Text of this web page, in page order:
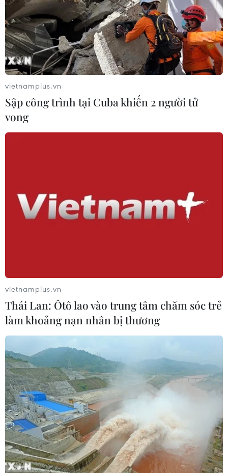
TIN CÙNG CHUYÊN MỤC
Bản Lồng - nơi văn hóa Mông hòa
nhịp cùng du lịch cộng đồng giữa
cổng trời Pha Đin
07/08/2026 08:31
Báo Argentina nói ngành vật liệu
vietnamplus.vn
Sập công trình tại Cuba khiến 2 người tử
vong
vietnamplus.vn
Thái Lan: Ôtô lao vào trung tâm chăm sóc trẻ
làm khoảng nạn nhân bị thương